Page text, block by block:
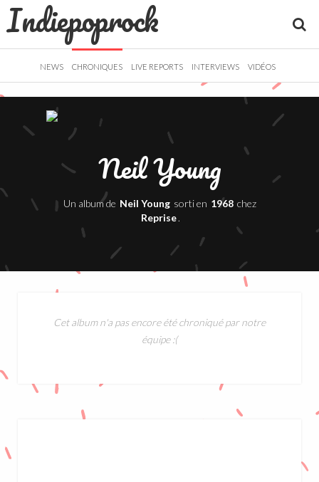
Indiepoprock
NEWS CHRONIQUES LIVE REPORTS INTERVIEWS VIDÉOS
Neil Young
Un album de Neil Young sorti en 1968 chez
Reprise .
Cet album n'a pas encore été chroniqué par notre
équipe :(